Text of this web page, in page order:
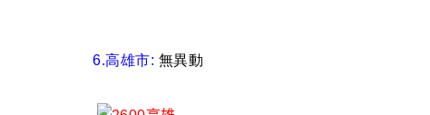
6.高雄市: 無異動